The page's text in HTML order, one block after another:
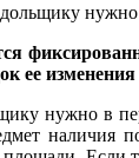
нужно
ее изменения
нужно в
наличия